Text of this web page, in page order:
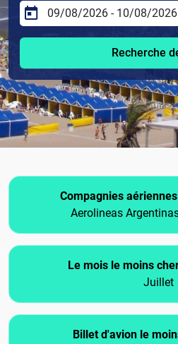
Recherche
Compagnies
Aerolineas
Le mois le moins
Juillet
Billet d'avion le